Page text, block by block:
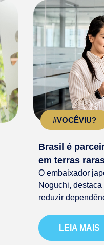
#VOCÊVIU?
Brasil é
em terras
O embaixador
Noguchi,
reduzir
LEIA MAIS